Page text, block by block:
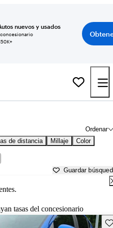
nuevos y usados
Ordenar
de distancia Millaje Color
Guardar
tasas del concesionario